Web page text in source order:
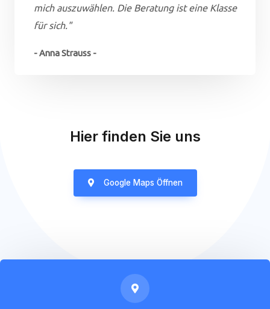
mich auszuwählen. Die Beratung ist eine Klasse
für sich."
- Anna Strauss -
Hier finden Sie uns
Google Maps Öffnen